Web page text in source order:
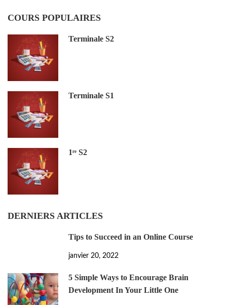
COURS POPULAIRES
Terminale S2
Terminale S1
1ʳᵉ S2
DERNIERS ARTICLES
Tips to Succeed in an Online Course
janvier 20, 2022
5 Simple Ways to Encourage Brain
Development In Your Little One